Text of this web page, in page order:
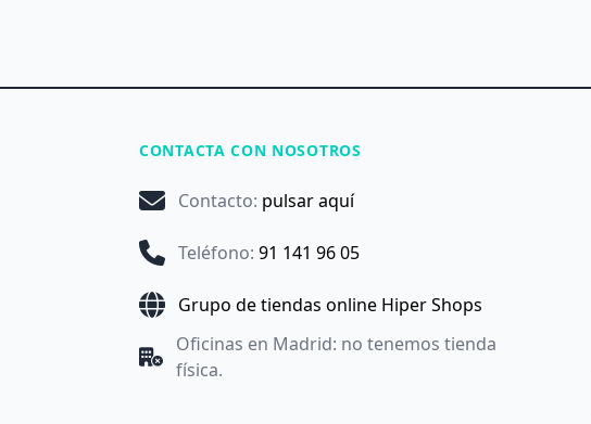
CONTACTA CON NOSOTROS
Contacto: pulsar aquí
Teléfono: 91 141 96 05
Grupo de tiendas online Hiper Shops
Oficinas en Madrid: no tenemos tienda
física.